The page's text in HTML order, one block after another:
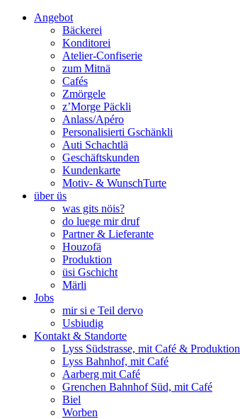
Angebot
Bäckerei
Konditorei
Atelier-Confiserie
zum Mitnä
Cafés
Zmörgele
z’Morge Päckli
Anlass/Apéro
Personalisierti Gschänkli
Auti Schachtlä
Geschäftskunden
Kundenkarte
Motiv- & WunschTurte
über üs
was gits nöis?
do luege mir druf
Partner & Lieferante
Houzofä
Produktion
üsi Gschicht
Märli
Jobs
mir si e Teil dervo
Usbiudig
Kontakt & Standorte
Lyss Südstrasse, mit Café & Produktion
Lyss Bahnhof, mit Café
Aarberg mit Café
Grenchen Bahnhof Süd, mit Café
Biel
Worben